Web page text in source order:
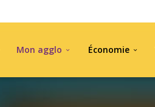
Mon agglo Économie